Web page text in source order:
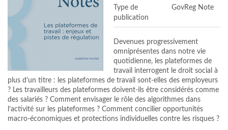
Type de
publication
GovReg Note
Devenues progressivement
omniprésentes dans notre vie
quotidienne, les plateformes de
travail interrogent le droit social à
plus d’un titre : les plateformes de travail sont-elles des employeurs
? Les travailleurs des plateformes doivent-ils être considérés comme
des salariés ? Comment envisager le rôle des algorithmes dans
l’activité sur les plateformes ? Comment concilier opportunités
macro-économiques et protections individuelles contre les risques ?